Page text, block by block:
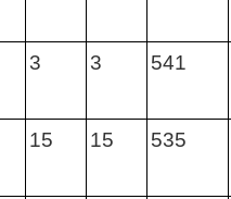
3 3 541
15 15 535